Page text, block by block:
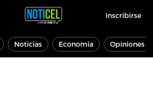
Inscribirse
Noticias Economía Opiniones